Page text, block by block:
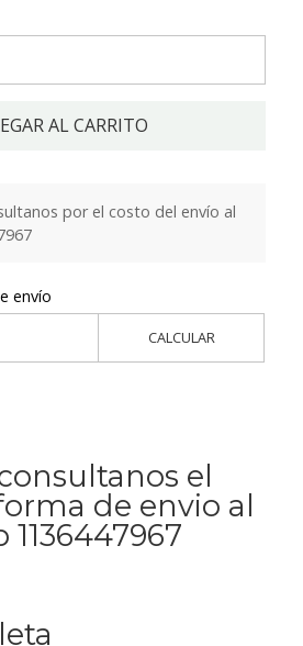
AL CARRITO
por el costo del envío al
envío
CALCULAR
el
de envio al